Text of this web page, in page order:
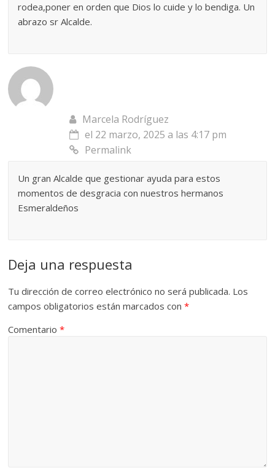
rodea,poner en orden que Dios lo cuide y lo bendiga. Un
abrazo sr Alcalde.
Marcela Rodríguez
el 22 marzo, 2025 a las 4:17 pm
Permalink
Un gran Alcalde que gestionar ayuda para estos
momentos de desgracia con nuestros hermanos
Esmeraldeños
Deja una respuesta
Tu dirección de correo electrónico no será publicada. Los
campos obligatorios están marcados con*
Comentario*